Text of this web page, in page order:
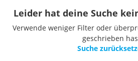
Leider hat deine Suche
Verwende weniger Filter oder
geschrieben
Suche